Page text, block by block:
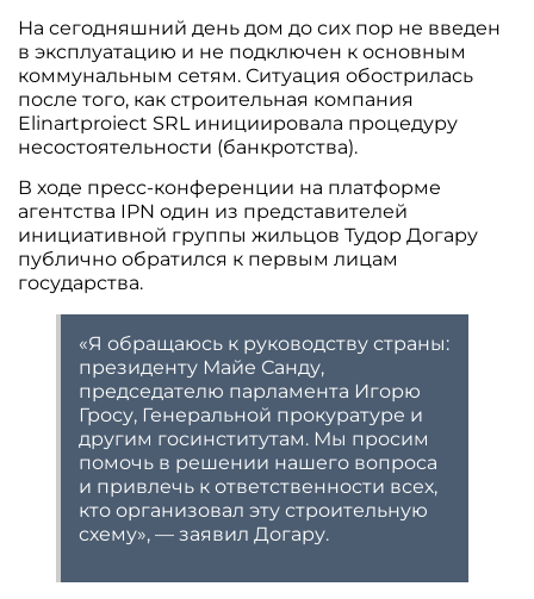
На сегодняшний день дом до сих пор не введен
в эксплуатацию и не подключен к основным
коммунальным сетям. Ситуация обострилась
после того, как строительная компания
Elinartproiect SRL инициировала процедуру
несостоятельности (банкротства).
В ходе пресс-конференции на платформе
агентства IPN один из представителей
инициативной группы жильцов Тудор Догару
публично обратился к первым лицам
государства.
«Я обращаюсь к руководству страны:
президенту Майе Санду,
председателю парламента Игорю
Гросу, Генеральной прокуратуре и
другим госинститутам. Мы просим
помочь в решении нашего вопроса
и привлечь к ответственности всех,
кто организовал эту строительную
схему», — заявил Догару.